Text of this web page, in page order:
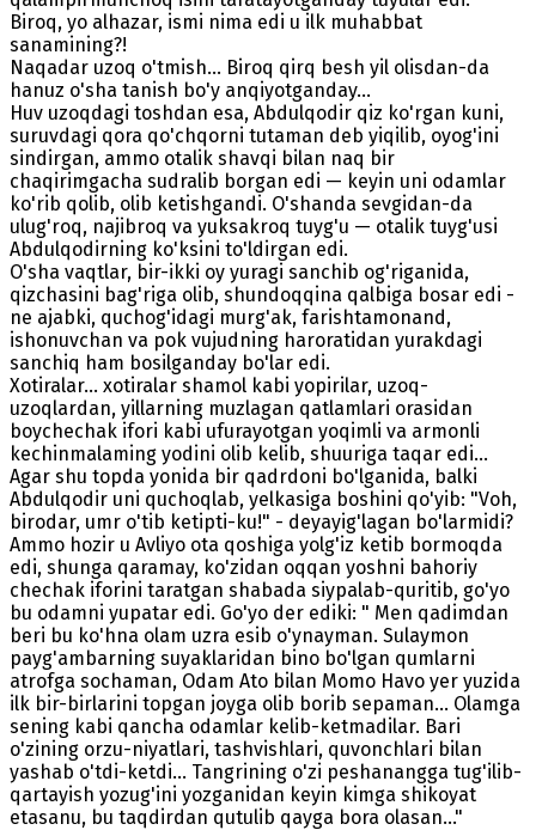
Biroq, yo alhazar, ismi nima edi u ilk muhabbat
sanamining?!
Naqadar uzoq o'tmish... Biroq qirq besh yil olisdan-da
hanuz o'sha tanish bo'y anqiyotganday...
Huv uzoqdagi toshdan esa, Abdulqodir qiz ko'rgan kuni,
suruvdagi qora qo'chqorni tutaman deb yiqilib, oyog'ini
sindirgan, ammo otalik shavqi bilan naq bir
chaqirimgacha sudralib borgan edi — keyin uni odamlar
ko'rib qolib, olib ketishgandi. O'shanda sevgidan-da
ulug'roq, najibroq va yuksakroq tuyg'u — otalik tuyg'usi
Abdulqodirning ko'ksini to'ldirgan edi.
O'sha vaqtlar, bir-ikki oy yuragi sanchib og'riganida,
qizchasini bag'riga olib, shundoqqina qalbiga bosar edi -
ne ajabki, quchog'idagi murg'ak, farishtamonand,
ishonuvchan va pok vujudning haroratidan yurakdagi
sanchiq ham bosilganday bo'lar edi.
Xotiralar... xotiralar shamol kabi yopirilar, uzoq-
uzoqlardan, yillarning muzlagan qatlamlari orasidan
boychechak ifori kabi ufurayotgan yoqimli va armonli
kechinmalaming yodini olib kelib, shuuriga taqar edi...
Agar shu topda yonida bir qadrdoni bo'lganida, balki
Abdulqodir uni quchoqlab, yelkasiga boshini qo'yib: "Voh,
birodar, umr o'tib ketipti-ku!" - deyayig'lagan bo'larmidi?
Ammo hozir u Avliyo ota qoshiga yolg'iz ketib bormoqda
edi, shunga qaramay, ko'zidan oqqan yoshni bahoriy
chechak iforini taratgan shabada siypalab-quritib, go'yo
bu odamni yupatar edi. Go'yo der ediki: " Men qadimdan
beri bu ko'hna olam uzra esib o'ynayman. Sulaymon
payg'ambarning suyaklaridan bino bo'lgan qumlarni
atrofga sochaman, Odam Ato bilan Momo Havo yer yuzida
ilk bir-birlarini topgan joyga olib borib sepaman... Olamga
sening kabi qancha odamlar kelib-ketmadilar. Bari
o'zining orzu-niyatlari, tashvishlari, quvonchlari bilan
yashab o'tdi-ketdi... Tangrining o'zi peshanangga tug'ilib-
qartayish yozug'ini yozganidan keyin kimga shikoyat
etasanu, bu taqdirdan qutulib qayga bora olasan..."